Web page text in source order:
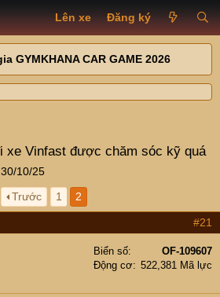
Lên xe Đăng ký
GYMKHANA CAR GAME 2026
xe Vinfast được chăm sóc kỹ quá
N
g
y
30/10/25
Trước
1 2
#21
Biển số
OF-109607
Động cơ
522,381 Mã lực